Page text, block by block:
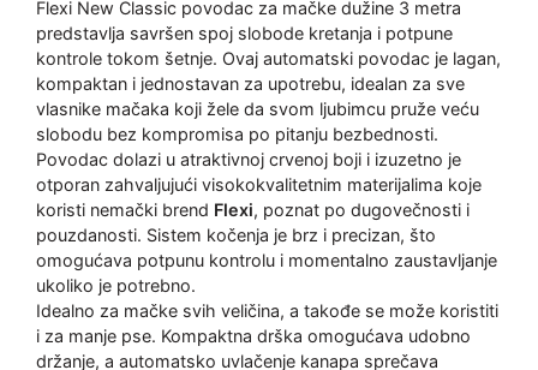
Flexi New Classic povodac za mačke dužine 3 metra
predstavlja savršen spoj slobode kretanja i potpune
kontrole tokom šetnje. Ovaj automatski povodac je lagan,
kompaktan i jednostavan za upotrebu, idealan za sve
vlasnike mačaka koji žele da svom ljubimcu pruže veću
slobodu bez kompromisa po pitanju bezbednosti.
Povodac dolazi u atraktivnoj crvenoj boji i izuzetno je
otporan zahvaljujući visokokvalitetnim materijalima koje
koristi nemački brend Flexi, poznat po dugovečnosti i
pouzdanosti. Sistem kočenja je brz i precizan, što
omogućava potpunu kontrolu i momentalno zaustavljanje
ukoliko je potrebno.
Idealno za mačke svih veličina, a takođe se može koristiti
i za manje pse. Kompaktna drška omogućava udobno
držanje, a automatsko uvlačenje kanapa sprečava